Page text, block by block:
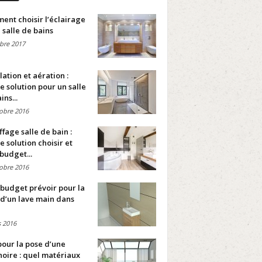
choisir l’éclairage
salle de bains
2017
et aération :
solution pour un salle
2016
salle de bain :
solution choisir et
2016
prévoir pour la
lave main dans
2016
la pose d’une
: quel matériaux